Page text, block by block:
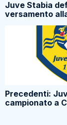
Juve Stabia
versamento
Precedenti:
campionato a